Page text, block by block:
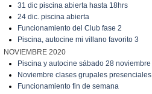
31 dic piscina abierta hasta 18hrs
24 dic. piscina abierta
Funcionamiento del Club fase 2
Piscina, autocine mi villano favorito 3
NOVIEMBRE 2020
Piscina y autocine sábado 28 noviembre
Noviembre clases grupales presenciales
Funcionamiento fin de semana